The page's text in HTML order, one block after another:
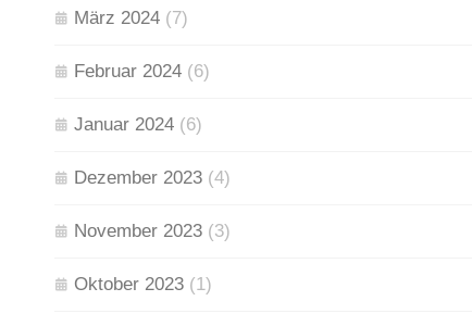
März 2024 (7)
Februar 2024 (6)
Januar 2024 (6)
Dezember 2023 (4)
November 2023 (3)
Oktober 2023 (1)